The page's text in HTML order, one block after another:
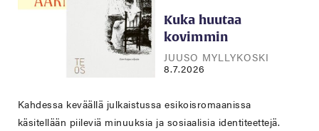
Kuka huutaa
kovimmin
JUUSO MYLLYKOSKI
8.7.2026
Kahdessa keväällä julkaistussa esikoisromaanissa
käsitellään piileviä minuuksia ja sosiaalisia identiteettejä.